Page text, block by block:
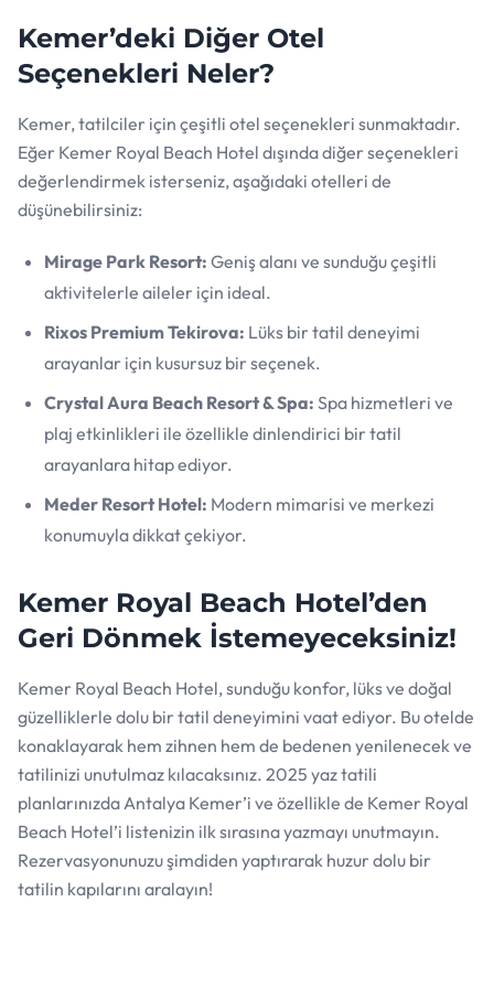
Kemer’deki Diğer Otel
Seçenekleri Neler?
Kemer, tatilciler için çeşitli otel seçenekleri sunmaktadır.
Eğer Kemer Royal Beach Hotel dışında diğer seçenekleri
değerlendirmek isterseniz, aşağıdaki otelleri de
düşünebilirsiniz:
Mirage Park Resort: Geniş alanı ve sunduğu çeşitli
aktivitelerle aileler için ideal.
Rixos Premium Tekirova: Lüks bir tatil deneyimi
arayanlar için kusursuz bir seçenek.
Crystal Aura Beach Resort & Spa: Spa hizmetleri ve
plaj etkinlikleri ile özellikle dinlendirici bir tatil
arayanlara hitap ediyor.
Meder Resort Hotel: Modern mimarisi ve merkezi
konumuyla dikkat çekiyor.
Kemer Royal Beach Hotel’den
Geri Dönmek İstemeyeceksiniz!
Kemer Royal Beach Hotel, sunduğu konfor, lüks ve doğal
güzelliklerle dolu bir tatil deneyimini vaat ediyor. Bu otelde
konaklayarak hem zihnen hem de bedenen yenilenecek ve
tatilinizi unutulmaz kılacaksınız. 2025 yaz tatili
planlarınızda Antalya Kemer’i ve özellikle de Kemer Royal
Beach Hotel’i listenizin ilk sırasına yazmayı unutmayın.
Rezervasyonunuzu şimdiden yaptırarak huzur dolu bir
tatilin kapılarını aralayın!